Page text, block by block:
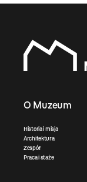
O Muzeum
Historia i misja
Architektura
Zespół
Praca i staże